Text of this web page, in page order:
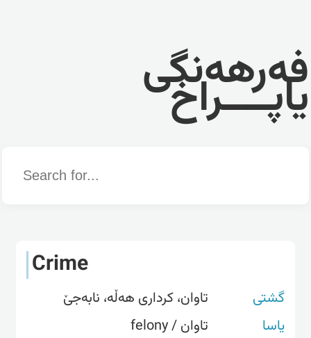
فەرهەنگی
یاپــــراخ
Word
Crime
گشتی
تاوان، کردارى هەڵە، نابەجێ
یاسا
تاوان / felony